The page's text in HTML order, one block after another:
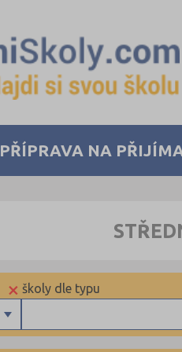
PŘÍPRAVA NA
školy dle typu
×